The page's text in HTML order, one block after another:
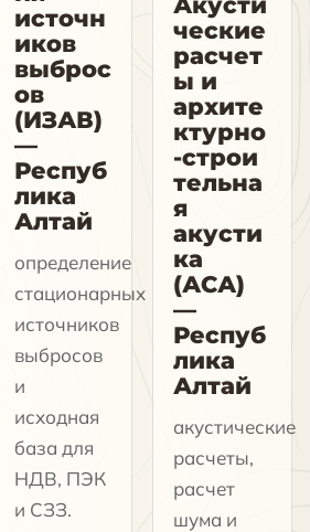
источн
иков
выброс
ов
(ИЗАВ)
—
Респуб
лика
Алтай
определение
стационарных
источников
выбросов
и
исходная
база для
НДВ, ПЭК
и СЗЗ.
ческие
расчет
ы и
архите
ктурно
-строи
тельна
я
акусти
ка
(АСА)
—
Респуб
лика
Алтай
акустические
расчеты,
расчет
шума и